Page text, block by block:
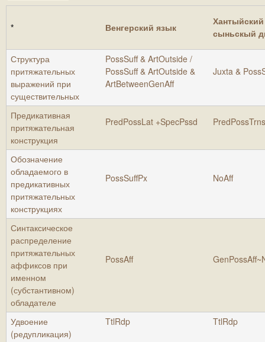
* Венгерский язык
сыньскый
Структура
притяжательных
выражений при
существительных
PossSuff & ArtOutside /
PossSuff & ArtOutside &
ArtBetweenGenAff
Juxta &
Предикативная
притяжательная
конструкция
PredPossLat +SpecPssd PredPossTrns
Обозначение
обладаемого в
предикативных
притяжательных
конструкциях
PossSuffPx NoAff
Синтаксическое
распределение
притяжательных
аффиксов при
именном
(субстантивном)
обладателе
PossAff
Удвоение
(редупликация)
TtlRdp TtlRdp